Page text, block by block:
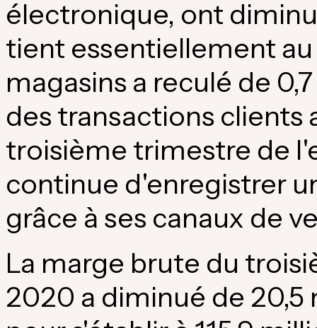
électronique, ont
tient essentiellement
magasins a reculé de
des transactions clients
troisième trimestre de
continue d'enregistrer
grâce à ses canaux de
La marge brute du
2020 a diminué de 20,5